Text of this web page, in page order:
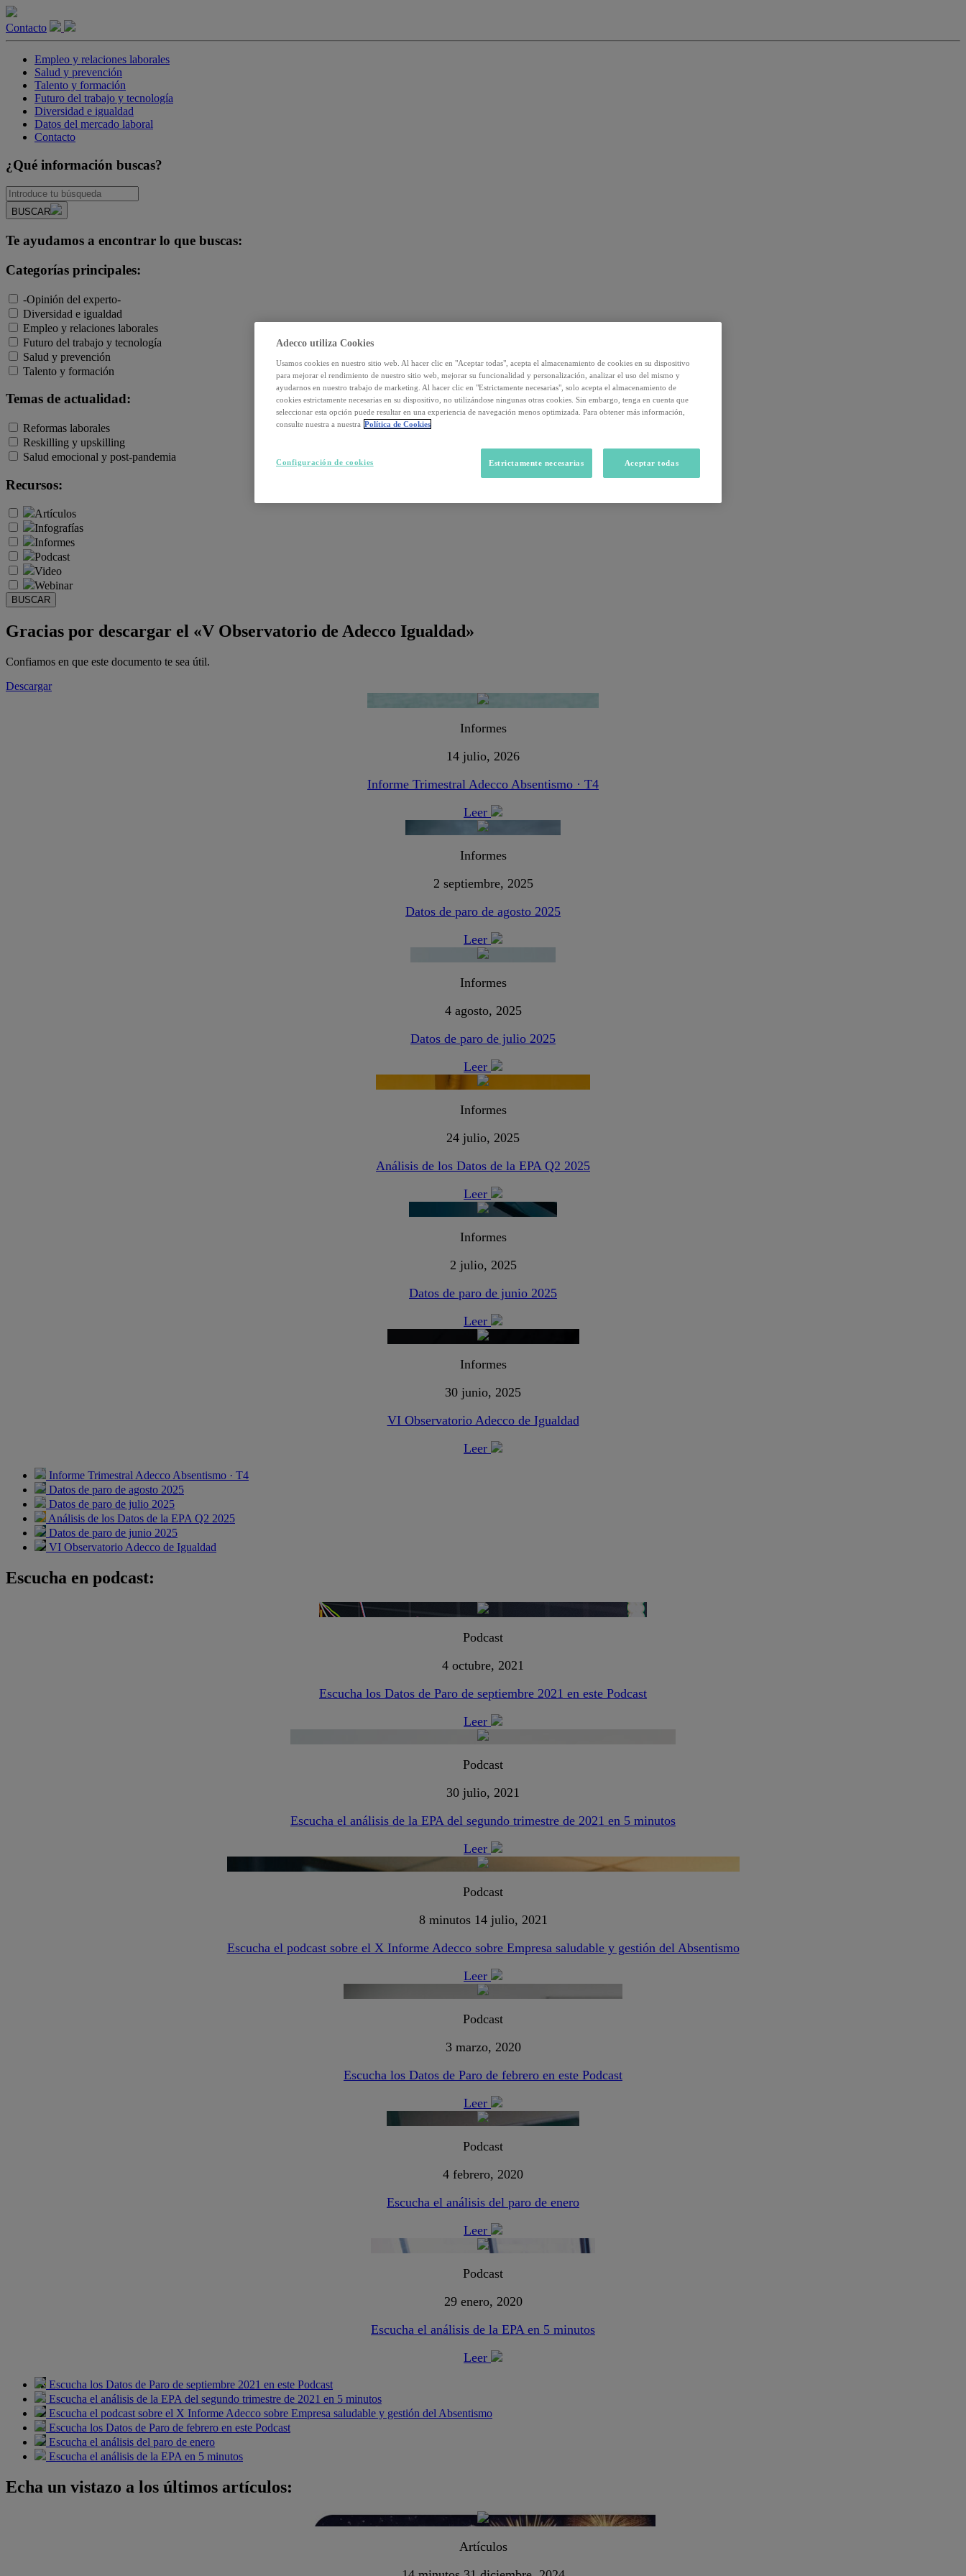
Contacto
Empleo y relaciones laborales
Salud y prevención
Talento y formación
Futuro del trabajo y tecnología
Diversidad e igualdad
Datos del mercado laboral
Contacto
¿Qué información buscas?
BUSCAR
Te ayudamos a encontrar lo que buscas:
Categorías principales:
-Opinión del experto-
Diversidad e igualdad
Empleo y relaciones laborales
Futuro del trabajo y tecnología
Salud y prevención
Talento y formación
Temas de actualidad:
Reformas laborales
Reskilling y upskilling
Salud emocional y post-pandemia
Recursos:
Artículos
Infografías
Informes
Podcast
Video
Webinar
BUSCAR
Gracias por descargar el «V Observatorio de Adecco Igualdad»
Confiamos en que este documento te sea útil.
Descargar
Informes
14 julio, 2026
Informe Trimestral Adecco Absentismo · T4
Leer
Informes
2 septiembre, 2025
Datos de paro de agosto 2025
Leer
Informes
4 agosto, 2025
Datos de paro de julio 2025
Leer
Informes
24 julio, 2025
Análisis de los Datos de la EPA Q2 2025
Leer
Informes
2 julio, 2025
Datos de paro de junio 2025
Leer
Informes
30 junio, 2025
VI Observatorio Adecco de Igualdad
Leer
Informe Trimestral Adecco Absentismo · T4
Datos de paro de agosto 2025
Datos de paro de julio 2025
Análisis de los Datos de la EPA Q2 2025
Datos de paro de junio 2025
VI Observatorio Adecco de Igualdad
Escucha en podcast:
Podcast
4 octubre, 2021
Escucha los Datos de Paro de septiembre 2021 en este Podcast
Leer
Podcast
30 julio, 2021
Escucha el análisis de la EPA del segundo trimestre de 2021 en 5 minutos
Leer
Podcast
8 minutos 14 julio, 2021
Escucha el podcast sobre el X Informe Adecco sobre Empresa saludable y gestión del Absentismo
Leer
Podcast
3 marzo, 2020
Escucha los Datos de Paro de febrero en este Podcast
Leer
Podcast
4 febrero, 2020
Escucha el análisis del paro de enero
Leer
Podcast
29 enero, 2020
Escucha el análisis de la EPA en 5 minutos
Leer
Escucha los Datos de Paro de septiembre 2021 en este Podcast
Escucha el análisis de la EPA del segundo trimestre de 2021 en 5 minutos
Escucha el podcast sobre el X Informe Adecco sobre Empresa saludable y gestión del Absentismo
Escucha los Datos de Paro de febrero en este Podcast
Escucha el análisis del paro de enero
Escucha el análisis de la EPA en 5 minutos
Echa un vistazo a los últimos artículos:
Artículos
Adecco utiliza Cookies
Usamos cookies en nuestro sitio web. Al hacer clic en "Aceptar todas", acepta el almacenamiento de cookies en su dispositivo
para mejorar el rendimiento de nuestro sitio web, mejorar su funcionalidad y personalización, analizar el uso del mismo y
ayudarnos en nuestro trabajo de marketing. Al hacer clic en "Estrictamente necesarias", solo acepta el almacenamiento de
cookies estrictamente necesarias en su dispositivo, no utilizándose ningunas otras cookies. Sin embargo, tenga en cuenta que
seleccionar esta opción puede resultar en una experiencia de navegación menos optimizada. Para obtener más información,
consulte nuestra a nuestra Política de Cookies
Estrictamente necesarias Aceptar todas
Configuración de cookies